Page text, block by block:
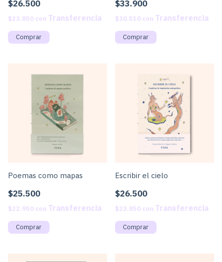
$26.500
$23.850 con
$33.900
$30.510 con
Poemas como mapas
$25.500
$22.950 con
Escribir el cielo
$26.500
$23.850 con